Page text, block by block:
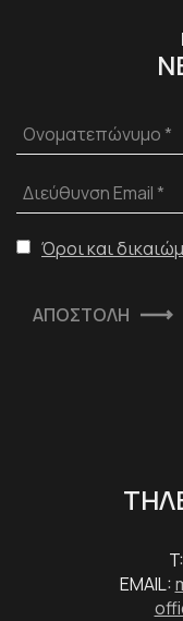
Ονοματεπώνυμο *
Διεύθυνση Email *
Όροι και
ΑΠΟΣΤΟΛΗ
EMAIL: